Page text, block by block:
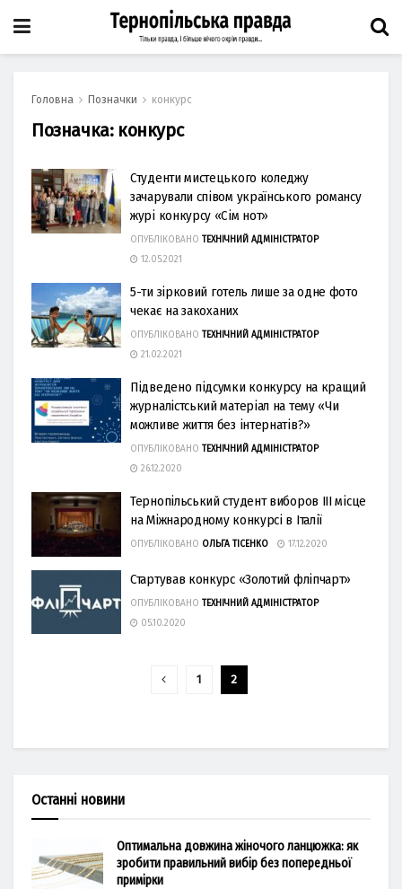
Головна Позначки конкурс
Позначка: конкурс
Студенти мистецького коледжу
зачарували співом українського романсу
журі конкурсу «Сім нот»
ОПУБЛІКОВАНО ТЕХНІЧНИЙ АДМІНІСТРАТОР
12.05.2021
5-ти зірковий готель лише за одне фото
чекає на закоханих
ОПУБЛІКОВАНО ТЕХНІЧНИЙ АДМІНІСТРАТОР
21.02.2021
Підведено підсумки конкурсу на кращий
журналістський матеріал на тему «Чи
можливе життя без інтернатів?»
ОПУБЛІКОВАНО ТЕХНІЧНИЙ АДМІНІСТРАТОР
26.12.2020
Тернопільський студент виборов ІІІ місце
на Міжнародному конкурсі в Італії
ОПУБЛІКОВАНО ОЛЬГА ТІСЕНКО 17.12.2020
Стартував конкурс «Золотий фліпчарт»
ОПУБЛІКОВАНО ТЕХНІЧНИЙ АДМІНІСТРАТОР
05.10.2020
1 2
Останні новини
Оптимальна довжина жіночого ланцюжка: як
зробити правильний вибір без попередньої
примірки